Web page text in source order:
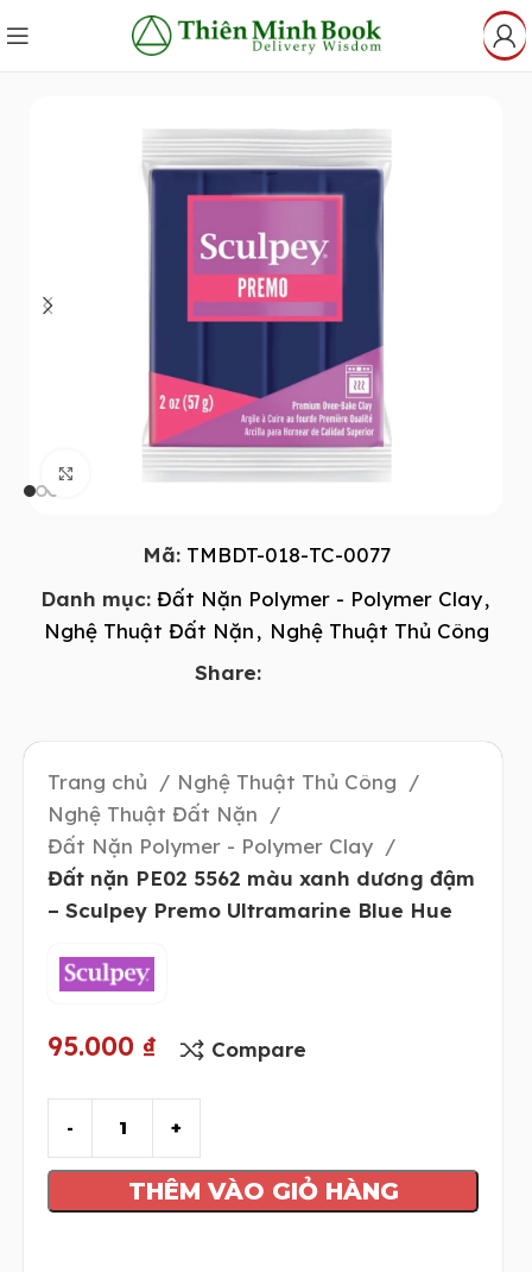
Click to enlarge
Mã: TMBDT-018-TC-0077
Danh mục: Đất Nặn Polymer - Polymer Clay,
Nghệ Thuật Đất Nặn, Nghệ Thuật Thủ Công
Share:
Trang chủ
Nghệ Thuật Thủ Công
Nghệ Thuật Đất Nặn
Đất Nặn Polymer - Polymer Clay
Đất nặn PE02 5562 màu xanh dương đậm
– Sculpey Premo Ultramarine Blue Hue
95.000 ₫ Compare
THÊM VÀO GIỎ HÀNG